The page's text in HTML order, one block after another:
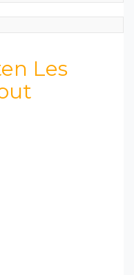
Les